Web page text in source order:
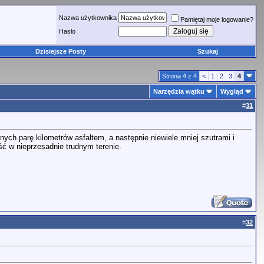
Nazwa użytkownika
Pamiętaj moje logowanie?
Hasło
Dzisiejsze Posty Szukaj
Strona 4 z 4 < 1 2 3 4
Narzędzia wątku
Wygląd
#31
parę kilometrów asfaltem, a następnie niewiele mniej szutrami i
w nieprzesadnie trudnym terenie.
#32